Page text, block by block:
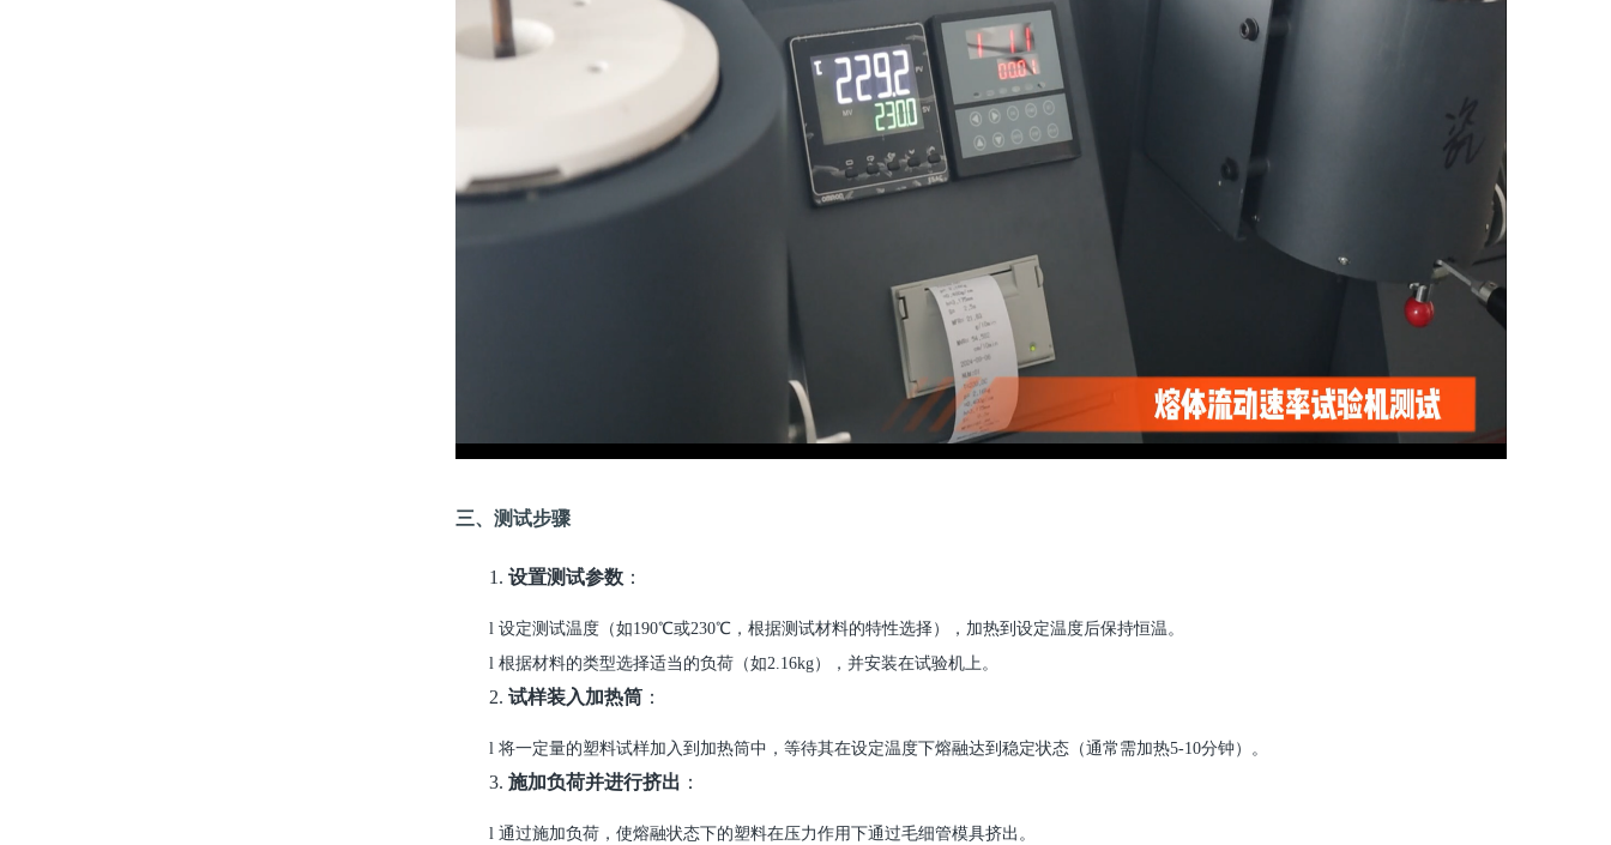
三、测试步骤
1. 设置测试参数：
l 设定测试温度（如190℃或230℃，根据测试材料的特性选择），加热到设定温度后保持恒温。
l 根据材料的类型选择适当的负荷（如2.16kg），并安装在试验机上。
2. 试样装入加热筒：
l 将一定量的塑料试样加入到加热筒中，等待其在设定温度下熔融达到稳定状态（通常需加热5-10分钟）。
3. 施加负荷并进行挤出 ：
l 通过施加负荷，使熔融状态下的塑料在压力作用下通过毛细管模具挤出。